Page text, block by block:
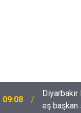
08:47
Doğu'nun